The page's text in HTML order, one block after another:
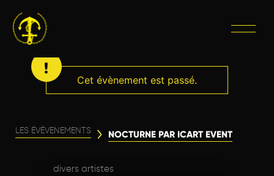
Cet évènement est passé.
LES ÉVÈVENEMENTS NOCTURNE PAR ICART EVENT
divers artistes